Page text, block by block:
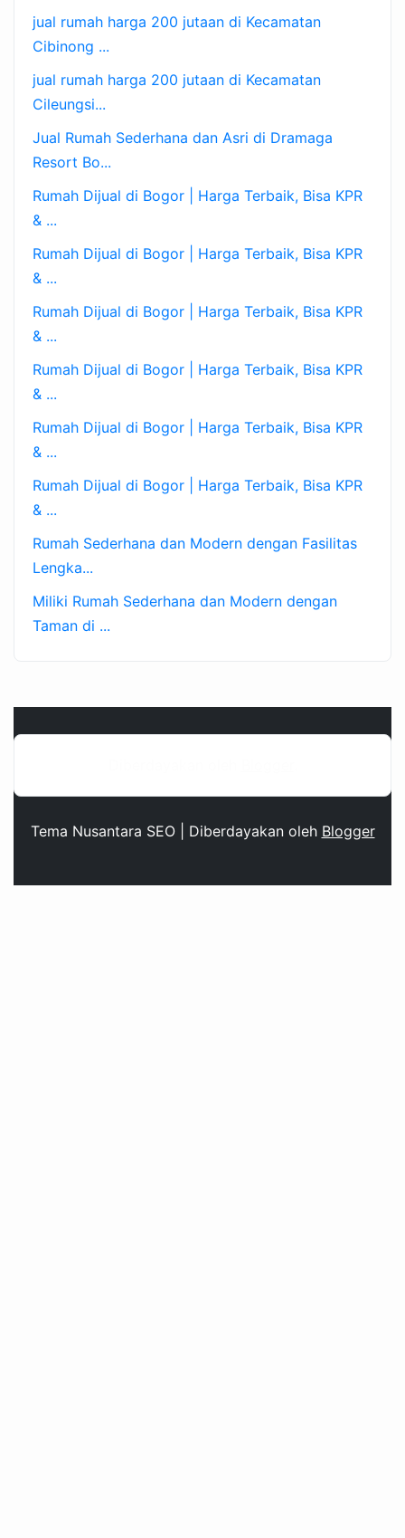
jual rumah harga 200 jutaan di Kecamatan
Cibinong ...
jual rumah harga 200 jutaan di Kecamatan
Cileungsi...
Jual Rumah Sederhana dan Asri di Dramaga
Resort Bo...
Rumah Dijual di Bogor | Harga Terbaik, Bisa KPR
& ...
Rumah Dijual di Bogor | Harga Terbaik, Bisa KPR
& ...
Rumah Dijual di Bogor | Harga Terbaik, Bisa KPR
& ...
Rumah Dijual di Bogor | Harga Terbaik, Bisa KPR
& ...
Rumah Dijual di Bogor | Harga Terbaik, Bisa KPR
& ...
Rumah Dijual di Bogor | Harga Terbaik, Bisa KPR
& ...
Rumah Sederhana dan Modern dengan Fasilitas
Lengka...
Miliki Rumah Sederhana dan Modern dengan
Taman di ...
Tema Nusantara SEO | Diberdayakan oleh Blogger